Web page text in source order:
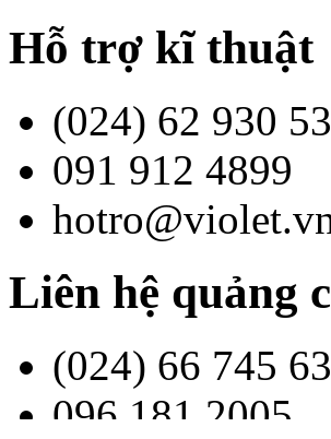
Hỗ trợ kĩ thuật
(024) 62 930
091 912 4899
Liên hệ quảng
(024) 66 745
096 181 2005